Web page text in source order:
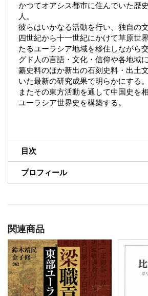
かつてオアシス都市に住んでいた歴
人。
彼らはいかなる活動を行い、独自の
四世紀から十一世紀にかけて草原世
たるユーラシア地域を移住しながら
グド人の言語・文化・信仰や各地域
纂史料のほか新出の石刻史料・出土
いた最新の研究成果で明らかにする。
またその東方活動を通して中国史を
ユーラシア世界史を構築する。
目次
プロフィール
関連商品